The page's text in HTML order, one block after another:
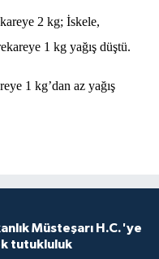
2 kg; İskele,
1 kg yağış düştü.
1 kg’dan az yağış
Müsteşarı H.C.'ye
tutukluluk